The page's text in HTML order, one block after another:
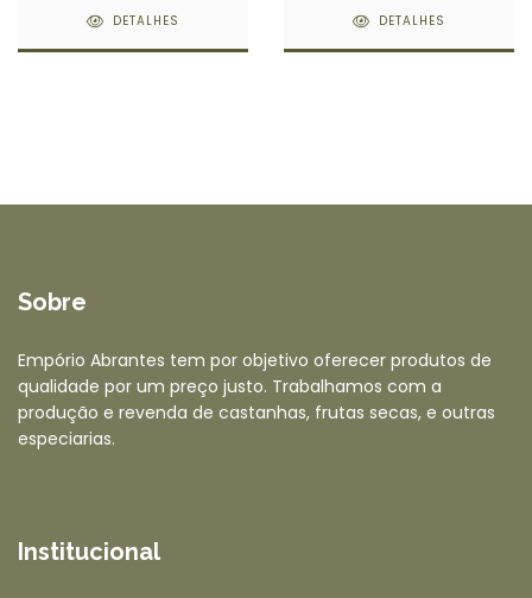
DETALHES DETALHES
Sobre
Empório Abrantes tem por objetivo oferecer produtos de
qualidade por um preço justo. Trabalhamos com a
produção e revenda de castanhas, frutas secas, e outras
especiarias.
Institucional